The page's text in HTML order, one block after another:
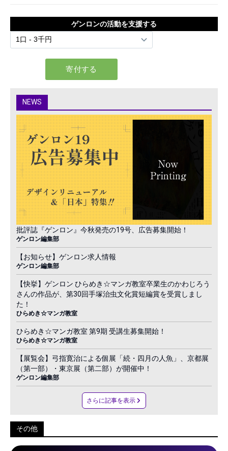
ゲンロンの活動を支援する
NEWS
批評誌『ゲンロン』今秋発売の19号、広告募集開始！
ゲンロン編集部
【お知らせ】ゲンロン求人情報
ゲンロン編集部
【快挙】ゲンロン ひらめき☆マンガ教室卒業生のかわじろう
さんの作品が、第30回手塚治虫文化賞短編賞を受賞しまし
た！
ひらめき☆マンガ教室
ひらめき☆マンガ教室 第9期 受講生募集開始！
ひらめき☆マンガ教室
【展覧会】弓指寛治による個展「続・四月の人魚」、京都展
（第一部）・東京展（第二部）が開催中！
ゲンロン編集部
さらに記事を表示
その他